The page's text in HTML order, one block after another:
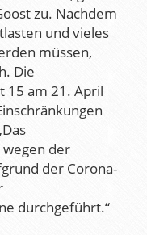
zu. Nachdem
und vieles
müssen,
Die
15 am 21. April
der
der Corona-
durchgeführt.“